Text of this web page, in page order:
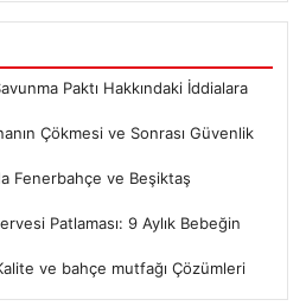
Paktı Hakkındaki İddialara
Çökmesi ve Sonrası Güvenlik
Fenerbahçe ve Beşiktaş
Patlaması: 9 Aylık Bebeğin
ve bahçe mutfağı Çözümleri